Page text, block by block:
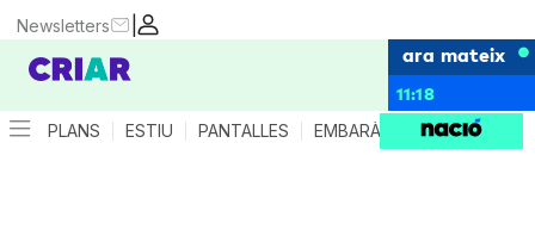
|
Newsletters
ara mateix
11:18
PLANS ESTIU PANTALLES EMBARÀS CRIANÇA